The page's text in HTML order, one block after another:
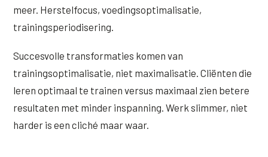
meer. Herstelfocus, voedingsoptimalisatie,
trainingsperiodisering.
Succesvolle transformaties komen van
trainingsoptimalisatie, niet maximalisatie. Cliënten die
leren optimaal te trainen versus maximaal zien betere
resultaten met minder inspanning. Werk slimmer, niet
harder is een cliché maar waar.